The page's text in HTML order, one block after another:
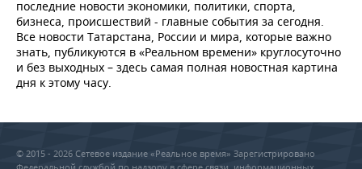
последние новости экономики, политики, спорта,
бизнеса, происшествий - главные события за сегодня.
Все новости Татарстана, России и мира, которые важно
знать, публикуются в «Реальном времени» круглосуточно
и без выходных – здесь самая полная новостная картина
дня к этому часу.
© 2015 - 2026 Сетевое издание «Реальное время» Зарегистрировано